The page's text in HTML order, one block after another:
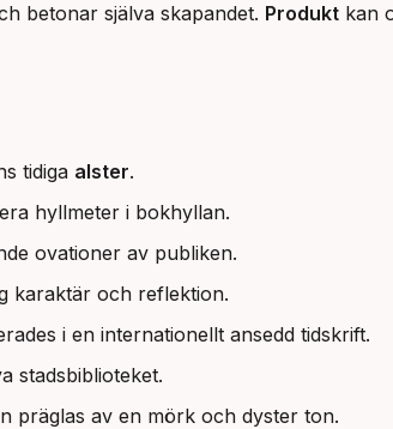
betonar själva skapandet. Produkt kan
tidiga alster.
hyllmeter i bokhyllan.
ovationer av publiken.
karaktär och reflektion.
i en internationellt ansedd tidskrift.
stadsbiblioteket.
präglas av en mörk och dyster ton.